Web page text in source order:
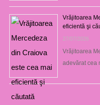
Vrăjitoarea
eficientă şi
27/07/2026
Vrăjitoarea
adevărat cea